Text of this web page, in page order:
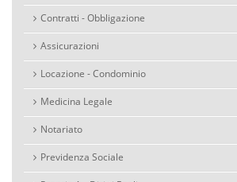
Contratti - Obbligazione
Assicurazioni
Locazione - Condominio
Medicina Legale
Notariato
Previdenza Sociale